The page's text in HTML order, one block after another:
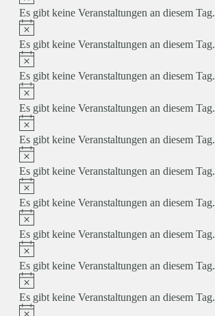
Es gibt keine Veranstaltungen an diesem Tag.
Hinweis
Es gibt keine Veranstaltungen an diesem Tag.
Hinweis
Es gibt keine Veranstaltungen an diesem Tag.
Hinweis
Es gibt keine Veranstaltungen an diesem Tag.
Hinweis
Es gibt keine Veranstaltungen an diesem Tag.
Hinweis
Es gibt keine Veranstaltungen an diesem Tag.
Hinweis
Es gibt keine Veranstaltungen an diesem Tag.
Hinweis
Es gibt keine Veranstaltungen an diesem Tag.
Hinweis
Es gibt keine Veranstaltungen an diesem Tag.
Hinweis
Es gibt keine Veranstaltungen an diesem Tag.
Hinweis